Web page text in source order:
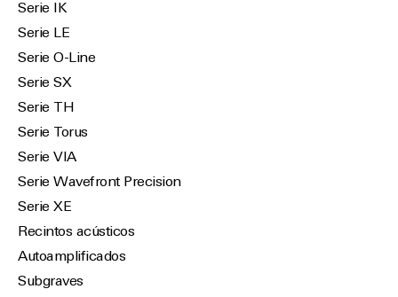
Serie IK
Serie LE
Serie O-Line
Serie SX
Serie TH
Serie Torus
Serie VIA
Serie Wavefront Precision
Serie XE
Recintos acústicos
Autoamplificados
Subgraves